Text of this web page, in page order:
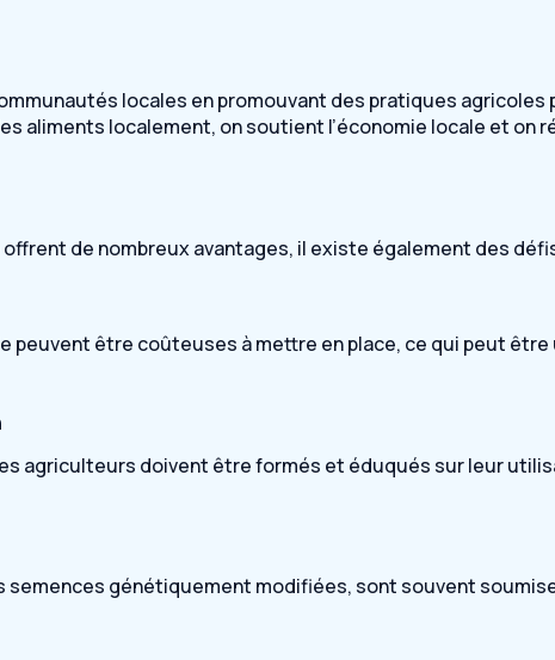
locales en promouvant des pratiques
aliments localement, on soutient l’économie locale et on
de nombreux avantages, il existe également des
peuvent être coûteuses à mettre en place, ce qui peut
agriculteurs doivent être formés et éduqués sur leur
semences génétiquement modifiées, sont souvent